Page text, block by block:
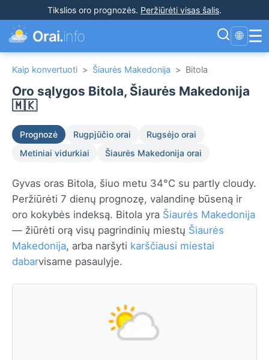
Tikslios oro prognozės. Peržiūrėti visas šalis.
Orai.info 🌐 ☰
Kaip konvertuoti > Šiaurės Makedonija > Bitola
Oro sąlygos Bitola, Šiaurės Makedonija
🇲🇰
Prognozė Rugpjūčio orai
Rugsėjo orai
Metiniai vidurkiai
Šiaurės Makedonija orai
Gyvas oras Bitola, šiuo metu 34°C su partly cloudy.
Peržiūrėti 7 dienų prognozę, valandinę būseną ir
oro kokybės indeksą. Bitola yra Šiaurės Makedonija
— žiūrėti orą visų pagrindinių miestų Šiaurės
Makedonija, arba naršyti karščiausi miestai
dabarvisame pasaulyje.